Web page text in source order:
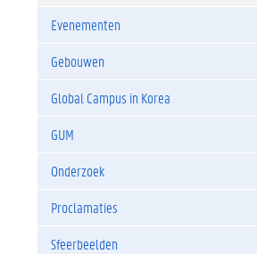
Evenementen
Gebouwen
Global Campus in Korea
GUM
Onderzoek
Proclamaties
Sfeerbeelden